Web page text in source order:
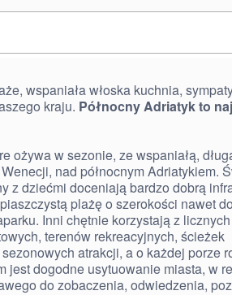
wspaniała włoska kuchnia,
kraju. Północny Adriatyk to
ożywa w sezonie, ze wspaniałą,
nad północnym Adriatykiem.
z dziećmi doceniają bardzo dobrą
plażę o szerokości nawet
Inni chętnie korzystają z
terenów rekreacyjnych, ścieżek
atrakcji, a o każdej porze
jest dogodne usytuowanie miasta, w
do zobaczenia, odwiedzenia,